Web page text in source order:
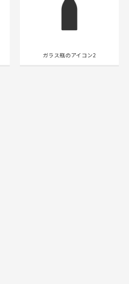
ガラス瓶のアイコン2